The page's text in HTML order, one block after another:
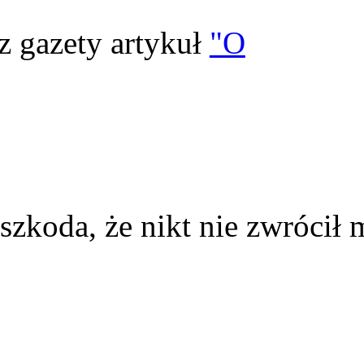
gazety artykuł "O
że nikt nie zwrócił